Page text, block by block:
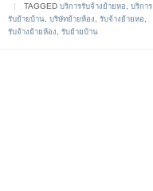
| TAGGED บริการรับจ้างย้ายหอ
บริการ
รับย้ายบ้าน, บริษัทย้ายห้อง รับจ้างย้ายหอ
รับจ้างย้ายห้อง
รับย้ายบ้าน